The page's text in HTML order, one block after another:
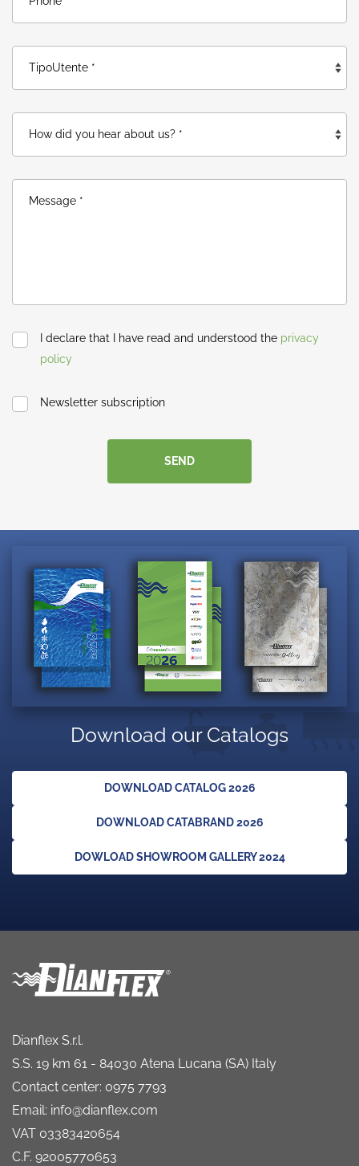
I declare that I have read and understood the privacy
policy
Newsletter subscription
SEND
Download our Catalogs
DOWNLOAD CATALOG 2026
DOWNLOAD CATABRAND 2026
DOWLOAD SHOWROOM GALLERY 2024
Dianflex S.r.l.
S.S. 19 km 61 - 84030 Atena Lucana (SA) Italy
Contact center: 0975 7793
Email: info@dianflex.com
VAT 03383420654
C.F. 92005770653